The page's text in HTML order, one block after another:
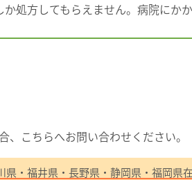
処方してもらえません。病院にか
、 こちらへお問い合わせください。
・福井県・長野県・静岡県・福岡県